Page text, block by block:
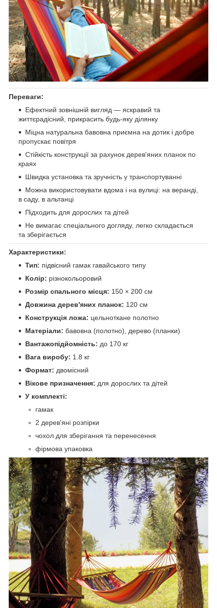
Переваги:
Ефектний зовнішній вигляд — яскравий та
життєрадісний, прикрасить будь-яку ділянку
Міцна натуральна бавовна приємна на дотик і добре
пропускає повітря
Стійкість конструкції за рахунок дерев'яних планок по
краях
Швидка установка та зручність у транспортуванні
Можна використовувати вдома і на вулиці: на веранді,
в саду, в альтанці
Підходить для дорослих та дітей
Не вимагає спеціального догляду, легко складається
та зберігається
Характеристики:
Тип: підвісний гамак гавайського типу
Колір: різнокольоровий
Розмір спального місця: 150 × 200 см
Довжина дерев'яних планок: 120 см
Конструкція ложа: цельноткане полотно
Матеріали: бавовна (полотно), дерево (планки)
Вантажопідйомність: до 170 кг
Вага виробу: 1.8 кг
Формат: двомісний
Вікове призначення: для дорослих та дітей
У комплекті:
гамак
2 дерев'яні розпірки
чохол для зберігання та перенесення
фірмова упаковка